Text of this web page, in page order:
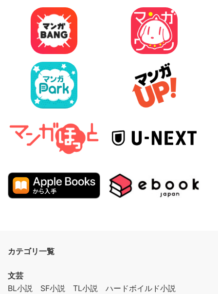
カテゴリ一覧
文芸
BL小説
SF小説 TL小説
ハードボイルド小説